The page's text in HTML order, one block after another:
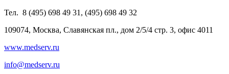
Тел. 8 (495) 698 49 31, (495) 698 49 32
109074, Москва, Славянская пл., дом 2/5/4 стр. 3, офис 4011
www.medserv.ru
info@medserv.ru